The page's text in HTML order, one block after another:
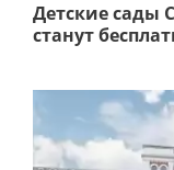
Детские сады
станут